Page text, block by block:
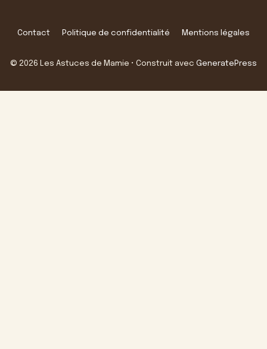
Contact Politique de confidentialité Mentions légales
© 2026 Les Astuces de Mamie • Construit avec GeneratePress